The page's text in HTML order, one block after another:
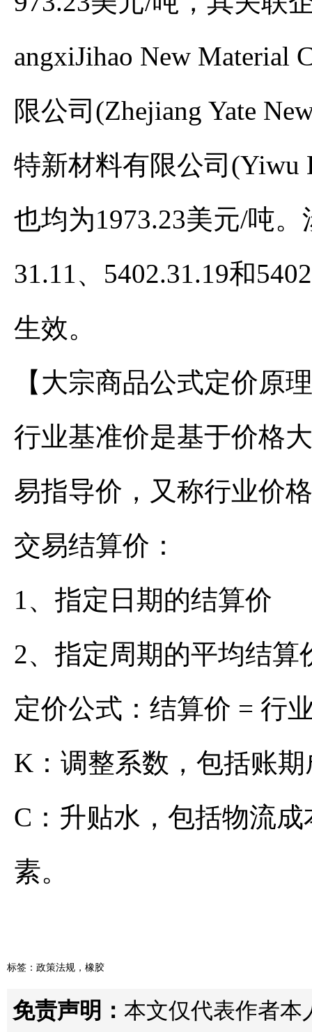
angxiJihao New Material
限公司(Zhejiang Yate
特新材料有限公司(Yiwu
也均为1973.23美元/吨
31.11、5402.31.19和
生效。
【大宗商品公式定价原
行业基准价是基于价格
易指导价，又称行业价
交易结算价：
1、指定日期的结算价
2、指定周期的平均结算
定价公式：结算价 = 行
K：调整系数，包括账
C：升贴水，包括物流
素。
标签： 政策法规 ， 橡胶
免责声明： 本文仅代表作者本